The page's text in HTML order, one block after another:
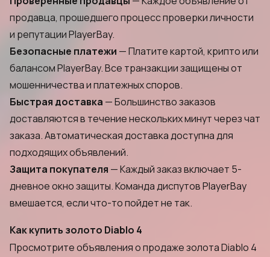
продавца, прошедшего процесс проверки личности
и репутации PlayerBay.
Безопасные платежи — Платите картой, крипто или
балансом PlayerBay. Все транзакции защищены от
мошенничества и платежных споров.
Быстрая доставка — Большинство заказов
доставляются в течение нескольких минут через чат
заказа. Автоматическая доставка доступна для
подходящих объявлений.
Защита покупателя — Каждый заказ включает 5-
дневное окно защиты. Команда диспутов PlayerBay
вмешается, если что-то пойдет не так.
Как купить золото Diablo 4
Просмотрите объявления о продаже золота Diablo 4